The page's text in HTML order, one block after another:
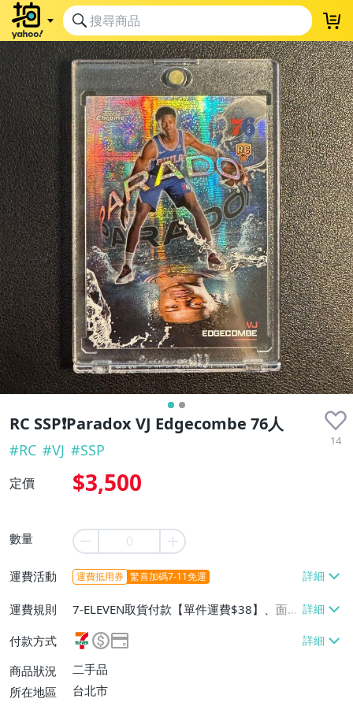
RC SSP❗️Paradox VJ Edgecombe 76人
14
#RC #VJ #SSP
定價 $3,500
數量
運費活動 運費抵用券 驚喜加碼7-11免運
運費規則
7-ELEVEN取貨付款【單件運費$38】、面
交/自取/不寄送【免運費】
付款方式
商品狀況
二手品
所在地區
台北市